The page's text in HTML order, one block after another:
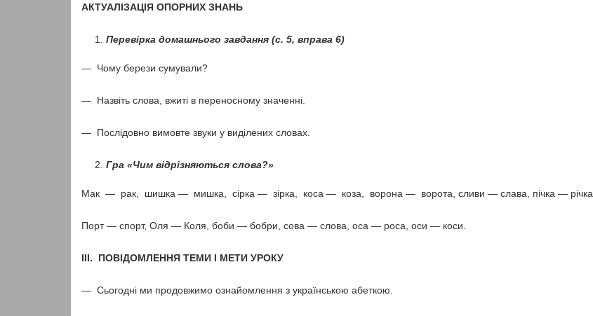
АКТУАЛІЗАЦІЯ ОПОРНИХ ЗНАНЬ
Перевірка домашнього завдання (с. 5, вправа 6)
— Чому берези сумували?
— Назвіть слова, вжиті в переносному значенні.
— Послідовно вимовте звуки у виділених словах.
Гра «Чим відрізняються слова?»
Мак — рак, шишка — мишка, сірка — зірка, коса — коза, ворона — ворота, сливи — слава, пічка — річка.
Порт — спорт, Оля — Коля, боби — бобри, сова — слова, оса — роса, оси — коси.
III. ПОВІДОМЛЕННЯ ТЕМИ І МЕТИ УРОКУ
— Сьогодні ми продовжимо ознайомлення з українською абеткою.